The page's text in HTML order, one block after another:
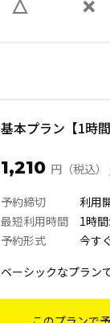
基本プラン【1時
1,210 円（税込）
予約締切 利用開
最短利用時間 1時間
予約形式 今すぐ
ベーシックなプランで